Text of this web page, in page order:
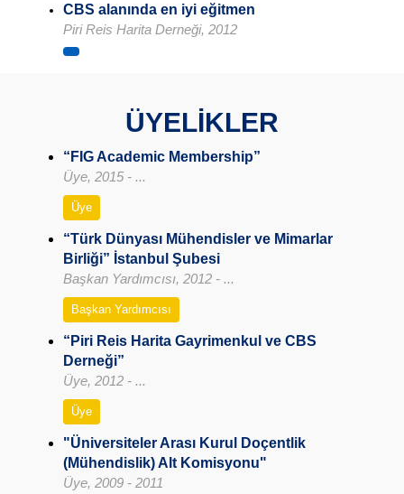
CBS alanında en iyi eğitmen
Piri Reis Harita Derneği, 2012
ÜYELİKLER
“FIG Academic Membership”
Üye, 2015 - ...
Üye
“Türk Dünyası Mühendisler ve Mimarlar
Birliği” İstanbul Şubesi
Başkan Yardımcısı, 2012 - ...
Başkan Yardımcısı
“Piri Reis Harita Gayrimenkul ve CBS
Derneği”
Üye, 2012 - ...
Üye
"Üniversiteler Arası Kurul Doçentlik
(Mühendislik) Alt Komisyonu"
Üye, 2009 - 2011